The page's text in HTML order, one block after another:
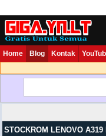
Home Blog Kontak
STOCKROM LENOVO A319